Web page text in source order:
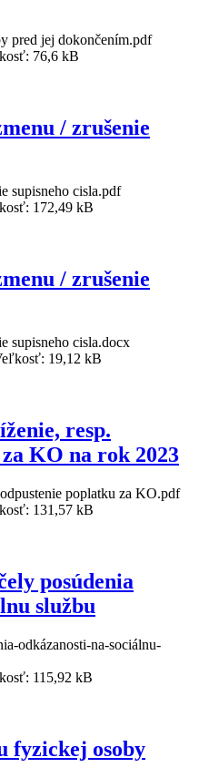
pred jej dokončením.pdf
76,6 kB
/ zrušenie
supisneho cisla.pdf
172,49 kB
/ zrušenie
supisneho cisla.docx
19,12 kB
resp.
KO na rok 2023
poplatku za KO.pdf
131,57 kB
posúdenia
službu
odkázanosti-na-sociálnu-
115,92 kB
fyzickej osoby